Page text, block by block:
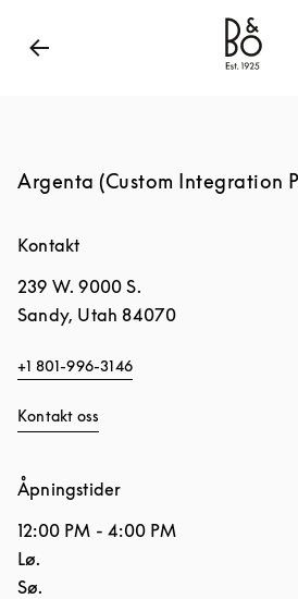
Bang & Olufsen -
Argenta (Custom Integration
Kontakt
239 W. 9000 S.
Sandy, Utah 84070
+1 801-996-3146
Kontakt oss
Åpningstider
12:00 PM -4:00 PM
Ukedag
Lø.
Sø.